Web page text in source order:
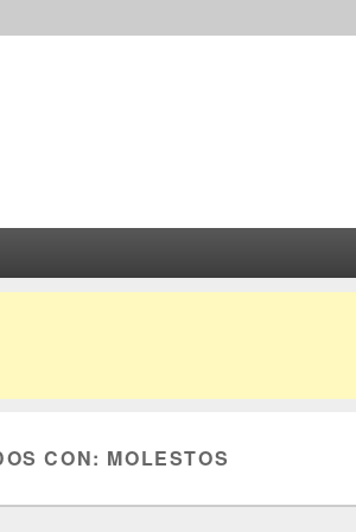
CON: MOLESTOS